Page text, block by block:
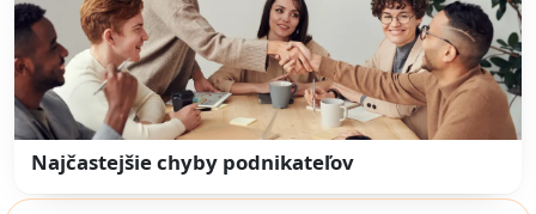
Najčastejšie chyby podnikateľov